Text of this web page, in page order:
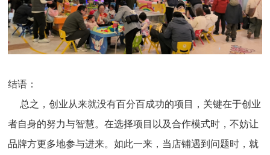
结语：
总之，创业从来就没有百分百成功的项目，关键在于创业
者自身的努力与智慧。在选择项目以及合作模式时，不妨让
品牌方更多地参与进来。如此一来，当店铺遇到问题时，就